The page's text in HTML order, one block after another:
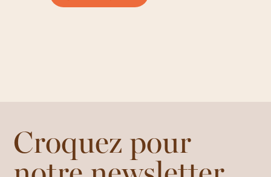
Croquez pour